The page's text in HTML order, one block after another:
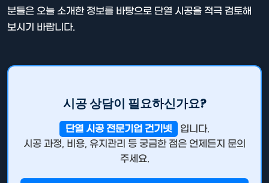
분들은 오늘 소개한 정보를 바탕으로 단열 시공을 적극 검토해
보시기 바랍니다.
시공 상담이 필요하신가요?
단열 시공 전문기업 건기넷
입니다.
시공 과정, 비용, 유지관리 등 궁금한 점은 언제든지 문의
주세요.